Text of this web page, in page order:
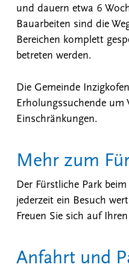
und dauern etwa 6
Bauarbeiten sind die
Bereichen komplett
betreten werden.
Die Gemeinde
Erholungssuchende um
Einschränkungen.
Mehr zum
Der Fürstliche Park
jederzeit ein Besuch
Freuen Sie sich auf
Anfahrt und